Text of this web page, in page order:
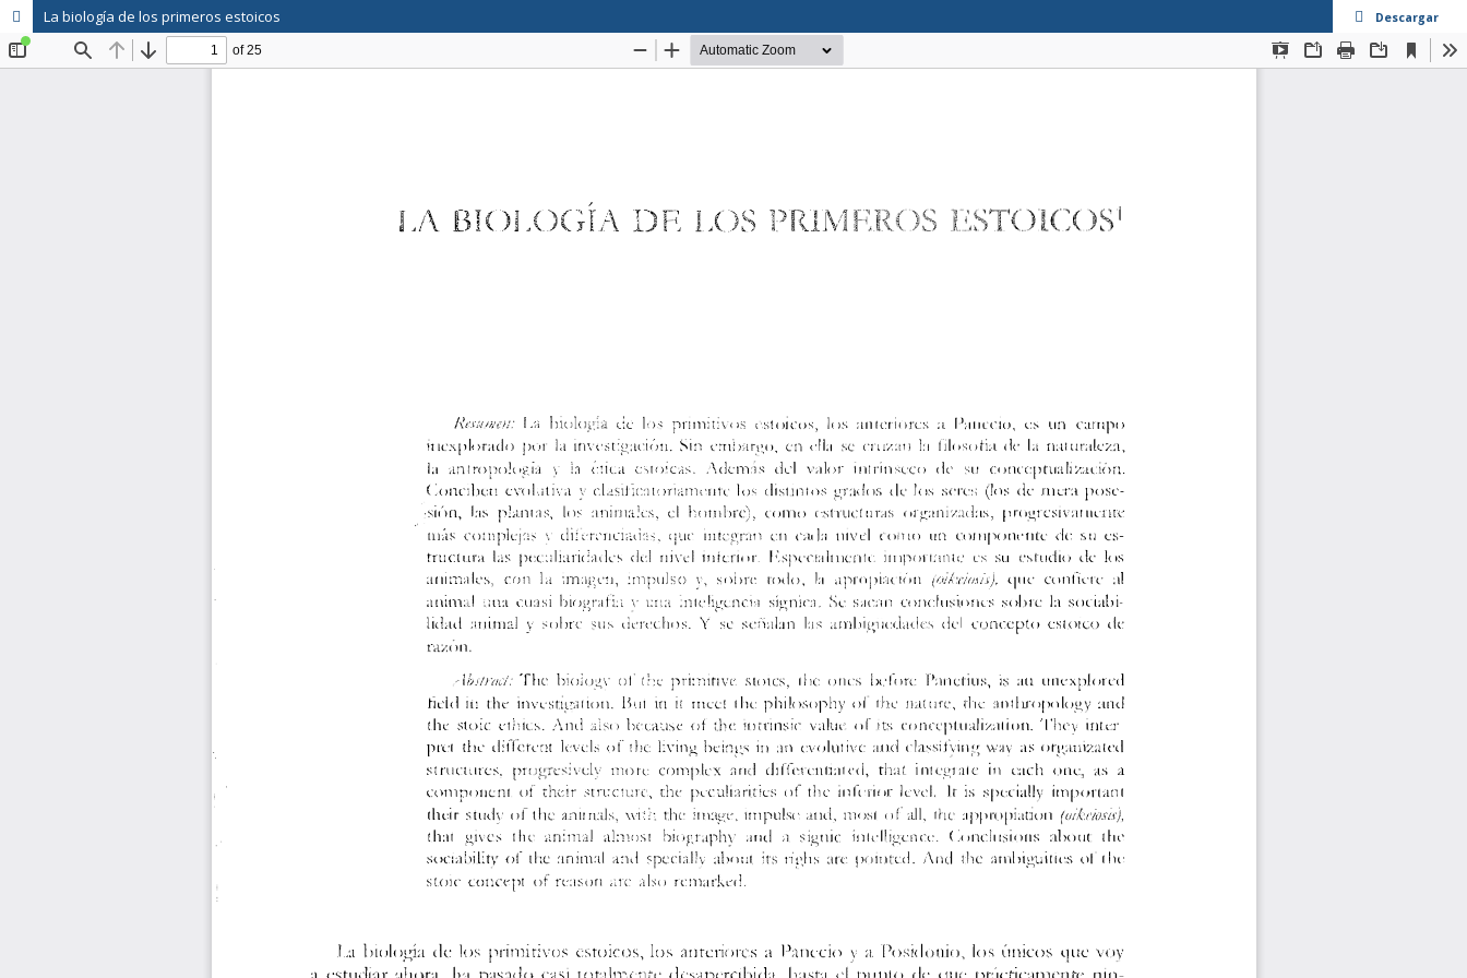
La biología de los primeros estoicos Descargar